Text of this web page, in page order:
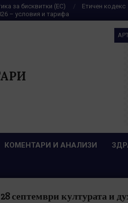
за бисквитки (ЕС) Етичен кодекс
– условия и тарифа
КОМЕНТАРИ И АНАЛИЗИ
септември културата и